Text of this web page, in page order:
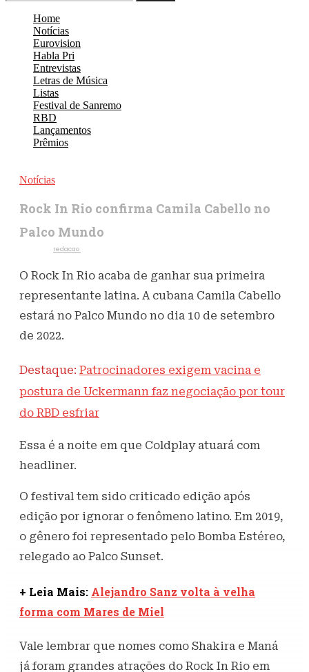
Home
Notícias
Eurovision
Habla Pri
Entrevistas
Letras de Música
Listas
Festival de Sanremo
RBD
Lançamentos
Prêmios
Notícias
Rock In Rio confirma Camila Cabello no
Palco Mundo
redacao
O Rock In Rio acaba de ganhar sua primeira
representante latina. A cubana Camila Cabello
estará no Palco Mundo no dia 10 de setembro
de 2022.
Destaque: Patrocinadores exigem vacina e
postura de Uckermann faz negociação por tour
do RBD esfriar
Essa é a noite em que Coldplay atuará com
headliner.
O festival tem sido criticado edição após
edição por ignorar o fenômeno latino. Em 2019,
o gênero foi representado pelo Bomba Estéreo,
relegado ao Palco Sunset.
+ Leia Mais: Alejandro Sanz volta à velha
forma com Mares de Miel
Vale lembrar que nomes como Shakira e Maná
já foram grandes atrações do Rock In Rio em